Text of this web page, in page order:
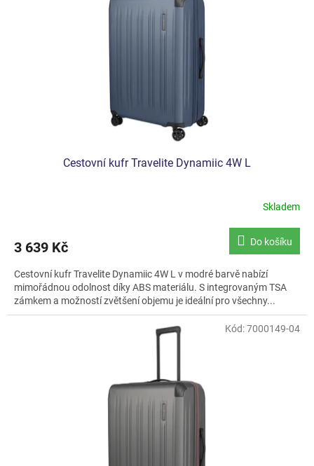
Cestovní kufr Travelite Dynamiic 4W L
Skladem
3 639 Kč Do košíku
Cestovní kufr Travelite Dynamiic 4W L v modré barvě nabízí
mimořádnou odolnost díky ABS materiálu. S integrovaným TSA
zámkem a možností zvětšení objemu je ideální pro všechny...
Kód:7000149-04